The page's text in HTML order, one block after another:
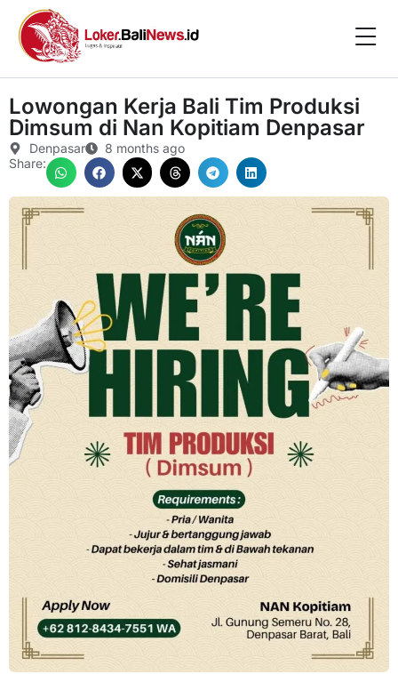
Lowongan Kerja Bali Tim Produksi
Dimsum di Nan Kopitiam Denpasar
Denpasar
8 months ago
Share: